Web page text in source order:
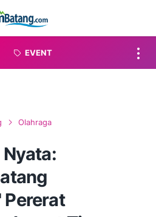
EVENT
Olahraga
Pererat